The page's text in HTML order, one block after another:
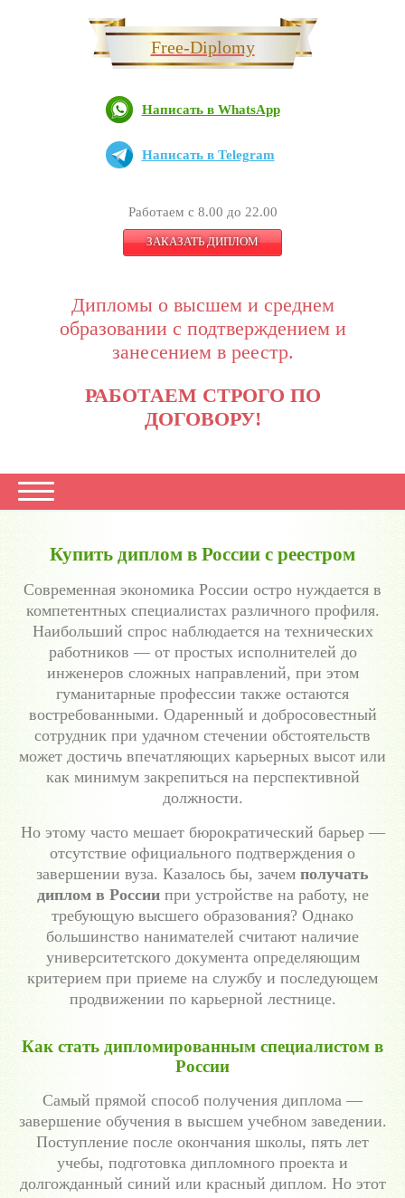
Free-Diplomy
Написать в WhatsApp
Написать в Telegram
Работаем с 8.00 до 22.00
ЗАКАЗАТЬ ДИПЛОМ
Дипломы о высшем и среднем
образовании с подтверждением и
занесением в реестр.
РАБОТАЕМ СТРОГО ПО
ДОГОВОРУ!
Купить диплом в России с реестром
Современная экономика России остро нуждается в
компетентных специалистах различного профиля.
Наибольший спрос наблюдается на технических
работников — от простых исполнителей до
инженеров сложных направлений, при этом
гуманитарные профессии также остаются
востребованными. Одаренный и добросовестный
сотрудник при удачном стечении обстоятельств
может достичь впечатляющих карьерных высот или
как минимум закрепиться на перспективной
должности.
Но этому часто мешает бюрократический барьер —
отсутствие официального подтверждения о
завершении вуза. Казалось бы, зачем получать
диплом в Россиипри устройстве на работу, не
требующую высшего образования? Однако
большинство нанимателей считают наличие
университетского документа определяющим
критерием при приеме на службу и последующем
продвижении по карьерной лестнице.
Как стать дипломированным специалистом в
России
Самый прямой способ получения диплома —
завершение обучения в высшем учебном заведении.
Поступление после окончания школы, пять лет
учебы, подготовка дипломного проекта и
долгожданный синий или красный диплом. Но этот